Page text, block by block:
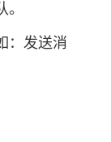
：发送消